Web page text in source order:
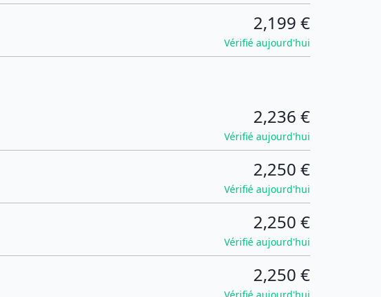
2,199 €
Vérifié aujourd'hui
2,236 €
Vérifié aujourd'hui
2,250 €
Vérifié aujourd'hui
2,250 €
Vérifié aujourd'hui
2,250 €